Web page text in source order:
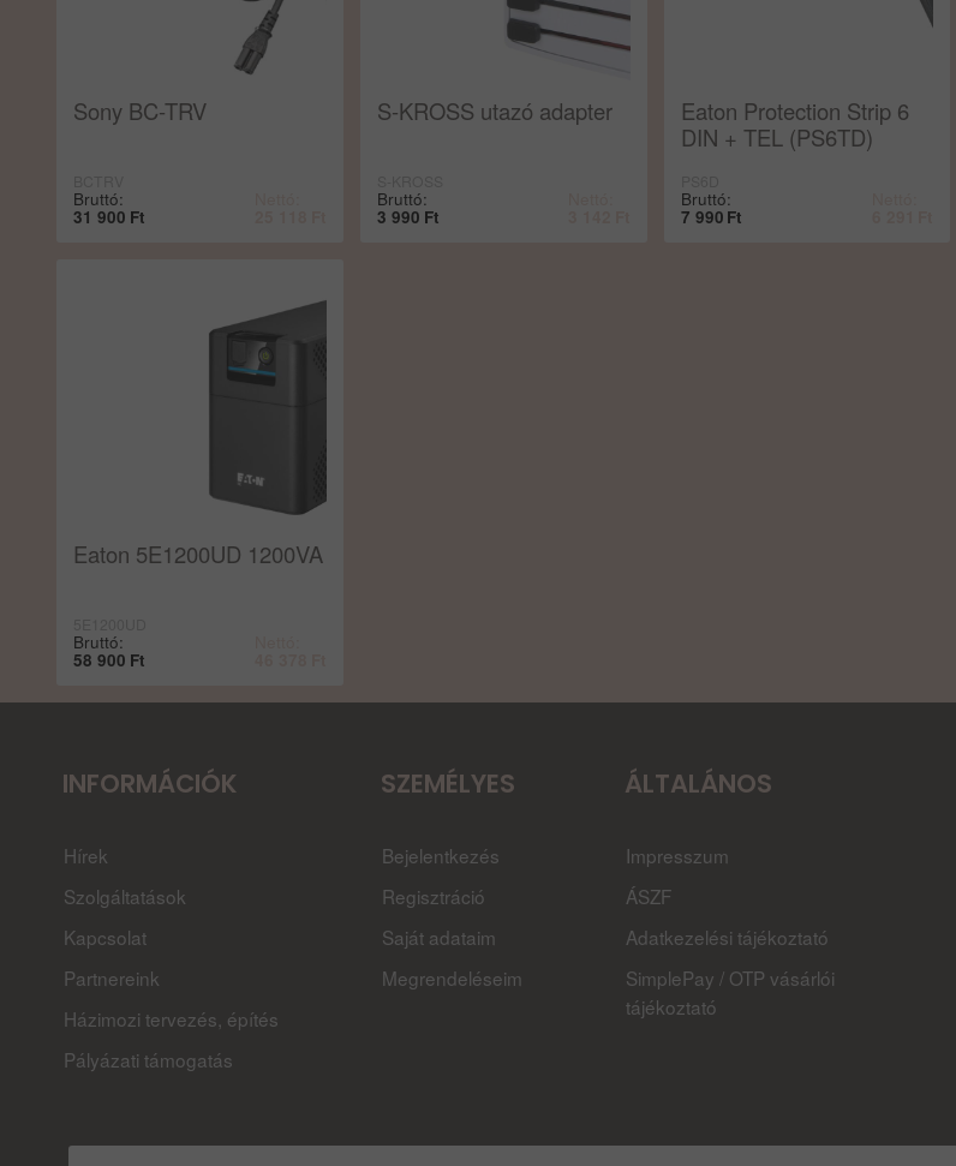
Sony BC-TRV
Bruttó:
31 900 Ft
S-KROSS utazó adapter
Bruttó:
3 990 Ft
Eaton Protection Strip 6
DIN + TEL (PS6TD)
Bruttó:
7 990 Ft
Eaton 5E1200UD 1200VA
Bruttó:
58 900 Ft
INFORMÁCIÓK
Hírek
Szolgáltatások
Kapcsolat
Partnereink
Házimozi tervezés, építés
Pályázati támogatás
SZEMÉLYES
Bejelentkezés
Regisztráció
Saját adataim
Megrendeléseim
ÁLTALÁNOS
Impresszum
ÁSZF
Adatkezelési tájékoztató
SimplePay / OTP vásárlói
tájékoztató